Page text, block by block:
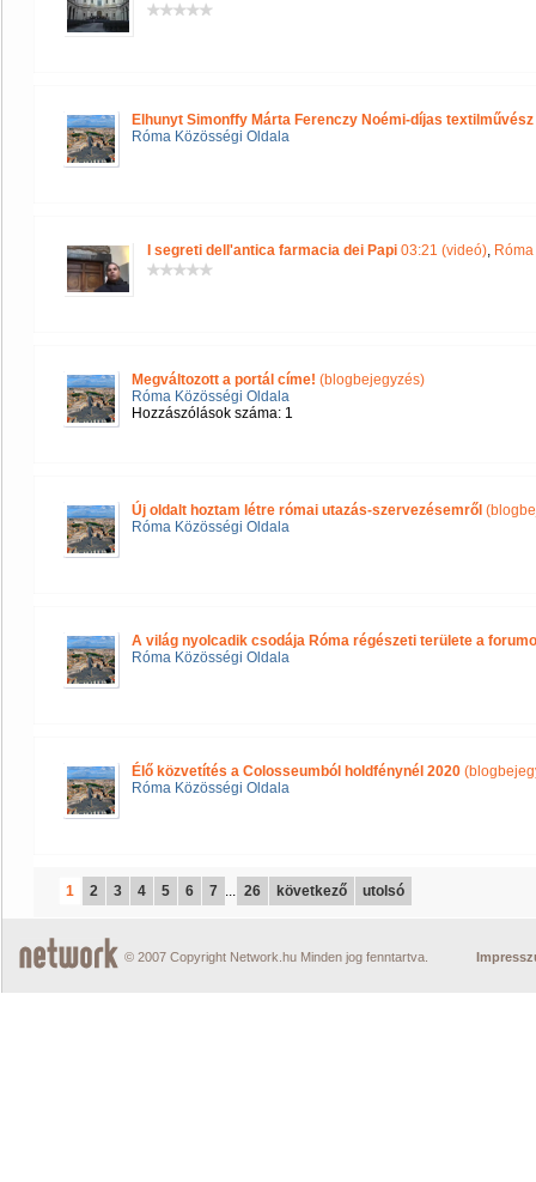
Elhunyt Simonffy Márta Ferenczy Noémi-díjas textilművész
Róma Közösségi Oldala
I segreti dell'antica farmacia dei Papi 03:21 (videó),
Megváltozott a portál címe! (blogbejegyzés)
Róma Közösségi Oldala
Hozzászólások száma: 1
Új oldalt hoztam létre római utazás-szervezésemről
Róma Közösségi Oldala
A világ nyolcadik csodája Róma régészeti területe a
Róma Közösségi Oldala
Élő közvetítés a Colosseumból holdfénynél 2020
Róma Közösségi Oldala
1 2 3 4 5 6 7 ... 26 következő utolsó
© 2007 Copyright Network.hu Minden jog fenntartva.